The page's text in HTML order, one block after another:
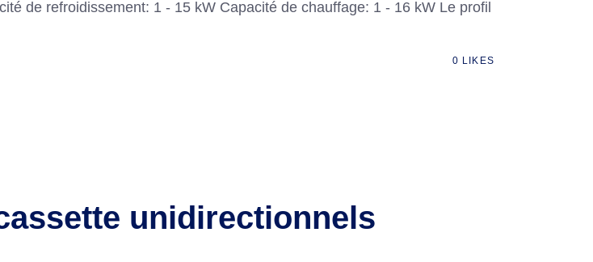
de refroidissement: 1 - 15 kW Capacité de chauffage: 1 - 16 kW Le profil
0 LIKES
unidirectionnels